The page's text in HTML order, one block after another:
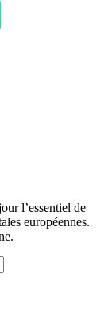
l’essentiel de
européennes.